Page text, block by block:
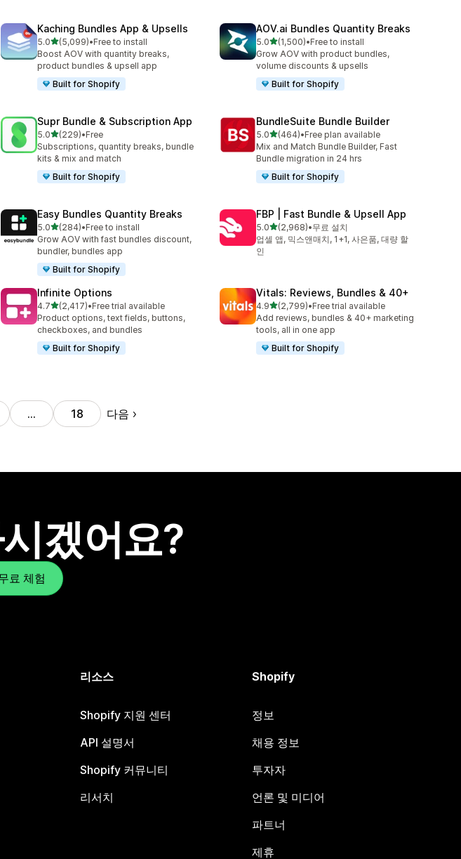
Kaching Bundles App & Upsells
5.0별 5개 중
(5,099)
총 리뷰 5099개
•Free to install
Boost AOV with quantity breaks,
product bundles & upsell app
Built for Shopify
AOV.ai Bundles Quantity Breaks
5.0별 5개 중
(1,500)
총 리뷰 1500개
•Free to install
Grow AOV with product bundles,
volume discounts & upsells
Built for Shopify
Supr Bundle & Subscription App
5.0별 5개 중
(229)
총 리뷰 229개
•Free
Subscriptions, quantity breaks, bundle
kits & mix and match
Built for Shopify
BundleSuite Bundle Builder
5.0별 5개 중
(464)
총 리뷰 464개
•Free plan available
Mix and Match Bundle Builder, Fast
Bundle migration in 24 hrs
Built for Shopify
Easy Bundles Quantity Breaks
5.0별 5개 중
(284)
총 리뷰 284개
•Free to install
Grow AOV with fast bundles discount,
bundler, bundles app
Built for Shopify
FBP | Fast Bundle & Upsell App
5.0별 5개 중
(2,968)
총 리뷰 2968개
•무료 설치
업셀 앱, 믹스앤매치, 1+1, 사은품, 대량 할
인
Infinite Options
4.7별 5개 중
(2,417)
총 리뷰 2417개
•Free trial available
Product options, text fields, buttons,
checkboxes, and bundles
Built for Shopify
Vitals: Reviews, Bundles & 40+
4.9별 5개 중
(2,799)
총 리뷰 2799개
•Free trial available
Add reviews, bundles & 40+ marketing
tools, all in one app
Built for Shopify
… 18 다음
겠어요?
료 체험
리소스
Shopify 지원 센터
API 설명서
Shopify 커뮤니티
리서치
Shopify
정보
채용 정보
투자자
언론 및 미디어
파트너
제휴